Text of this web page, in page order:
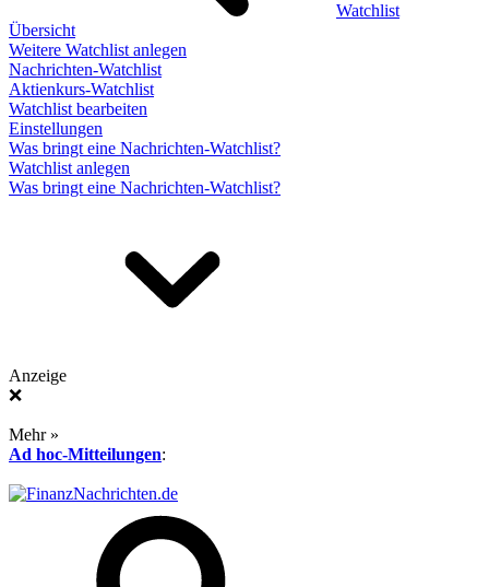
Watchlist
Übersicht
Weitere Watchlist anlegen
Nachrichten-Watchlist
Aktienkurs-Watchlist
Watchlist bearbeiten
Einstellungen
Was bringt eine Nachrichten-Watchlist?
Watchlist anlegen
Was bringt eine Nachrichten-Watchlist?
Anzeige
❌
Mehr »
Ad hoc-Mitteilungen: